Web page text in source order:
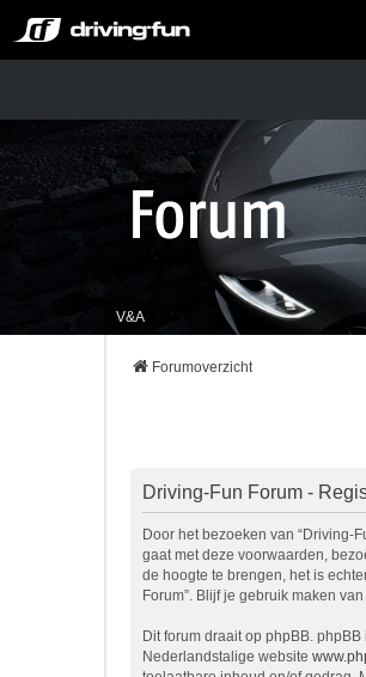
V&A
Forumoverzicht
Driving-Fun Forum -
Door het bezoeken van “Driving-
gaat met deze voorwaarden,
de hoogte te brengen, het is
Forum”. Blijf je gebruik maken
Dit forum draait op phpBB.
Nederlandstalige website